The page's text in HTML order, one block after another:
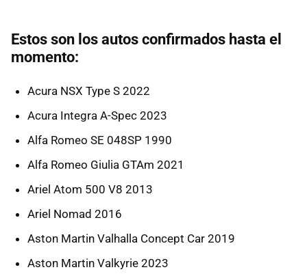
Estos son los autos confirmados hasta el
momento:
Acura NSX Type S 2022
Acura Integra A-Spec 2023
Alfa Romeo SE 048SP 1990
Alfa Romeo Giulia GTAm 2021
Ariel Atom 500 V8 2013
Ariel Nomad 2016
Aston Martin Valhalla Concept Car 2019
Aston Martin Valkyrie 2023